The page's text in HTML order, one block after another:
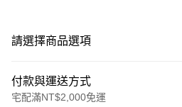
請選擇商品選項
付款與運送方式
宅配滿NT$2,000免運